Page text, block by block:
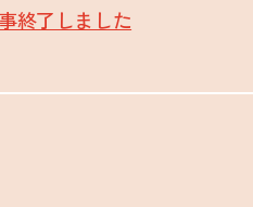
終了しました